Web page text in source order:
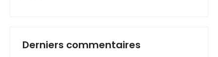
Derniers commentaires